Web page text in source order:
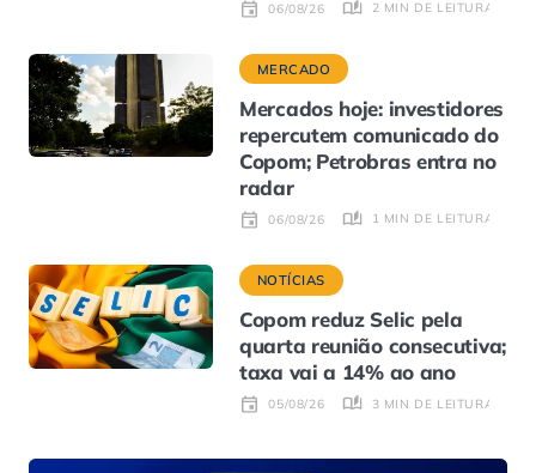
06/08/26 2 MIN DE LEITURA
MERCADO
Mercados hoje: investidores
repercutem comunicado do
Copom; Petrobras entra no
radar
06/08/26 1 MIN DE LEITURA
NOTÍCIAS
Copom reduz Selic pela
quarta reunião consecutiva;
taxa vai a 14% ao ano
05/08/26 3 MIN DE LEITURA